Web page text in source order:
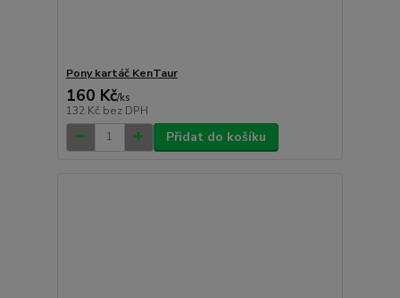
Pony kartáč KenTaur
160 Kč/ks
132 Kč bez DPH
Přidat do košíku